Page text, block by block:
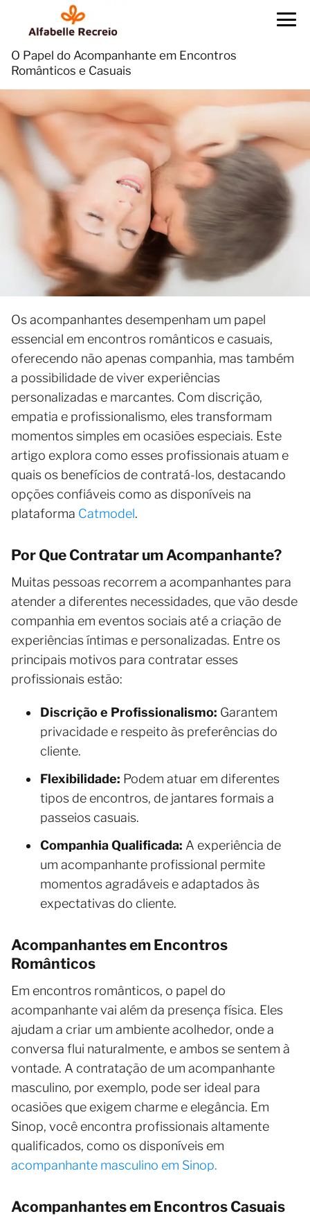
O Papel do Acompanhante em Encontros
Românticos e Casuais
Os acompanhantes desempenham um papel
essencial em encontros românticos e casuais,
oferecendo não apenas companhia, mas também
a possibilidade de viver experiências
personalizadas e marcantes. Com discrição,
empatia e profissionalismo, eles transformam
momentos simples em ocasiões especiais. Este
artigo explora como esses profissionais atuam e
quais os benefícios de contratá-los, destacando
opções confiáveis como as disponíveis na
plataforma Catmodel.
Por Que Contratar um Acompanhante?
Muitas pessoas recorrem a acompanhantes para
atender a diferentes necessidades, que vão desde
companhia em eventos sociais até a criação de
experiências íntimas e personalizadas. Entre os
principais motivos para contratar esses
profissionais estão:
Discrição e Profissionalismo: Garantem
privacidade e respeito às preferências do
cliente.
Flexibilidade: Podem atuar em diferentes
tipos de encontros, de jantares formais a
passeios casuais.
Companhia Qualificada: A experiência de
um acompanhante profissional permite
momentos agradáveis e adaptados às
expectativas do cliente.
Acompanhantes em Encontros
Românticos
Em encontros românticos, o papel do
acompanhante vai além da presença física. Eles
ajudam a criar um ambiente acolhedor, onde a
conversa flui naturalmente, e ambos se sentem à
vontade. A contratação de um acompanhante
masculino, por exemplo, pode ser ideal para
ocasiões que exigem charme e elegância. Em
Sinop, você encontra profissionais altamente
qualificados, como os disponíveis em
acompanhante masculino em Sinop.
Acompanhantes em Encontros Casuais